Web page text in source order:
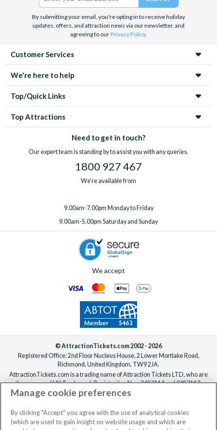
By submitting your email, you're opting in to receive holiday
updates, offers, and attraction news via our newsletter, and
agreeing to ourPrivacy Policy.
Customer Services
We're here to help
Top/Quick Links
Top Attractions
Need to get in touch?
Our expert team is standing by to assist you with any queries.
1800 927 467
We're available from
9.00am-7.00pm Monday to Friday
9.00am-5.00pm Saturday and Sunday
We accept
© AttractionTickets.com 2002 - 2026
Registered Office: 2nd Floor Nucleus House, 2 Lower Mortlake Road,
Richmond, United Kingdom, TW9 2JA.
AttractionTickets.com is a trading name of Attraction Tickets LTD, who are
the owners of UK Trademark Registration Nos. 3427114 and 3427117.
Registered in England with registered number 4390984 and VAT Number
When you book with AttractionTickets.com, you can travel with confidence
knowing we are members of The Association of Bonded Travel Organisers
Trust Limited (ABTOT).
Manage cookie preferences
By clicking "Accept" you agree with the use of analytical cookies
(which are used to gain insight on website usage and which are